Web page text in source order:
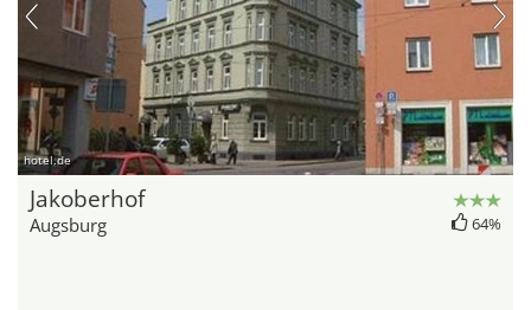
hotel.de
Jakoberhof
Augsburg 64%